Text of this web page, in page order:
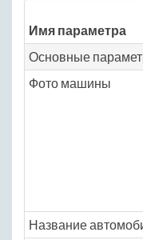
Имя параметра
Основные
Фото машины
Название